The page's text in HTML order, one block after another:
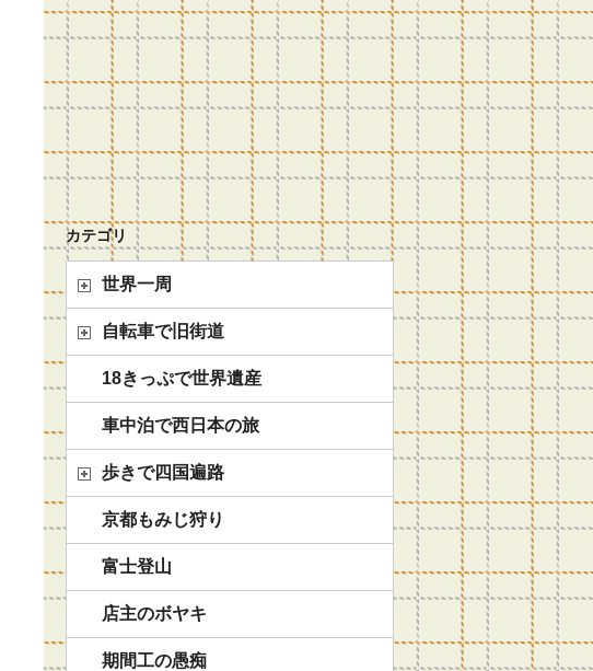
カテゴリ
世界一周
自転車で旧街道
18きっぷで世界遺産
車中泊で西日本の旅
歩きで四国遍路
京都もみじ狩り
富士登山
店主のボヤキ
期間工の愚痴